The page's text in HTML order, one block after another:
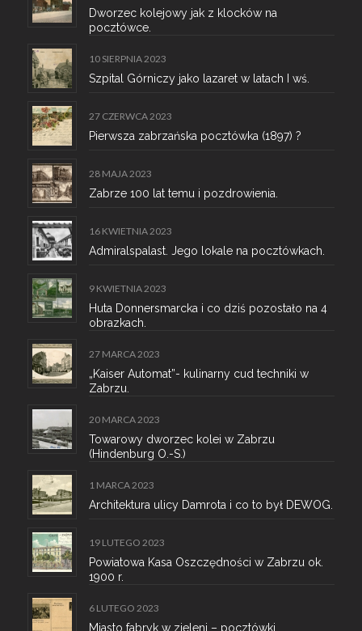
Dworzec kolejowy jak z klocków na
pocztówce.
10 SIERPNIA 2023
Szpital Górniczy jako lazaret w latach I wś.
27 CZERWCA 2023
Pierwsza zabrzańska pocztówka (1897) ?
28 MAJA 2023
Zabrze 100 lat temu i pozdrowienia.
16 KWIETNIA 2023
Admiralspalast. Jego lokale na pocztówkach.
9 KWIETNIA 2023
Huta Donnersmarcka i co dziś pozostało na 4
obrazkach.
27 MARCA 2023
„Kaiser Automat”- kulinarny cud techniki w
Zabrzu.
20 MARCA 2023
Towarowy dworzec kolei w Zabrzu
(Hindenburg O.-S.)
1 MARCA 2023
Architektura ulicy Damrota i co to był DEWOG.
19 LUTEGO 2023
Powiatowa Kasa Oszczędności w Zabrzu ok.
1900 r.
6 LUTEGO 2023
Miasto fabryk w zieleni – pocztówki.